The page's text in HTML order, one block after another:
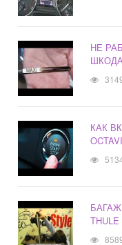
НЕ
КАК
THULE